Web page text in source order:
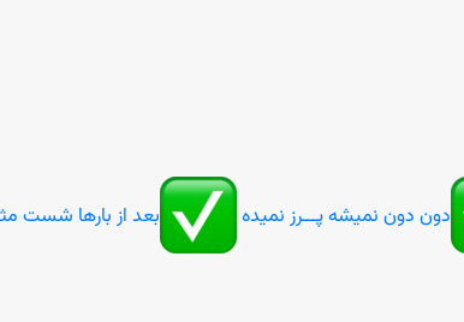
دون دون نمیشه پـــرز نمیده بعد از بارها شست